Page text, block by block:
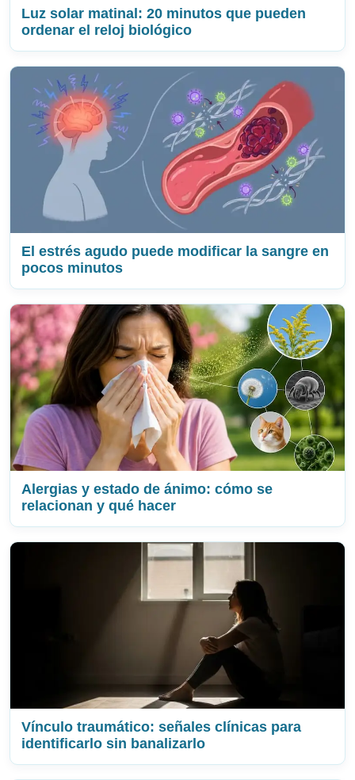
Luz solar matinal: 20 minutos que pueden
ordenar el reloj biológico
El estrés agudo puede modificar la sangre en
pocos minutos
Alergias y estado de ánimo: cómo se
relacionan y qué hacer
Vínculo traumático: señales clínicas para
identificarlo sin banalizarlo